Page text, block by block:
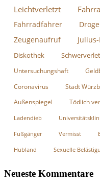
Leichtverletzt
Fahrradfahrer
Zeugenaufruf
Diskothek
Untersuchungshaft
Coronavirus
Stadt
Außenspiegel Tödlich
Ladendieb
Fußgänger Vermisst
Hubland Sexuelle
Neueste Kommentare